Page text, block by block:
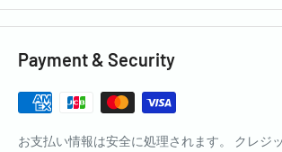
Payment & Security
お支払い情報は安全に処理されます。 クレジ